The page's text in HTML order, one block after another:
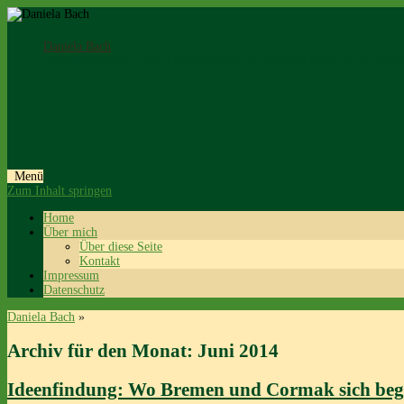
Daniela Bach
Menü
Zum Inhalt springen
Home
Über mich
Über diese Seite
Kontakt
Impressum
Datenschutz
Daniela Bach »
Archiv für den Monat: Juni 2014
Ideenfindung: Wo Bremen und Cormak sich